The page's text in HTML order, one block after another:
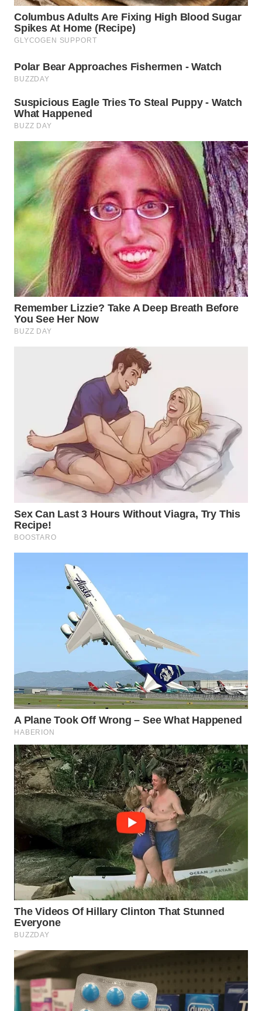
WN DELI
SERDANG
TEBING
TINGGI
WN
PAKPAK
WN
KARAWANG
WN
BEKASI
WN
BOGOR
WN
WN
WN
PADANG
LAWAS
SUMEDANG
WN
CIANJUR
KEPULAUAN
TANGERANG
WN
BINJAI
WN
CIREBON
WN
INDRAMAYU
WN
KUNINGAN
MAJALENGKA
WN
SUBANG
WN
WN
PURWAKARTA